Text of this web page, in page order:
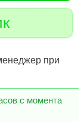
при
с момента